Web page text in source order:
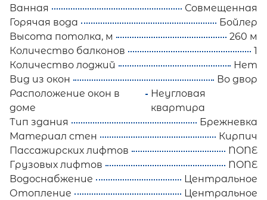
Ванная
Совмещенная
Горячая вода
Бойлер
Высота потолка, м
260 м
Количество балконов
1
Количество лоджий
Нет
Вид из окон
Во двор
Расположение окон в
доме
Неугловая
квартира
Тип здания
Брежневка
Материал стен
Кирпич
Пассажирских лифтов
NONE
Грузовых лифтов
NONE
Водоснабжение
Центральное
Отопление
Центральное